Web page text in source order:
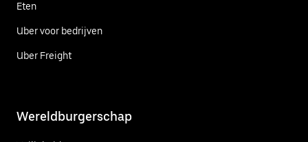
Eten
Uber voor bedrijven
Uber Freight
Wereldburgerschap